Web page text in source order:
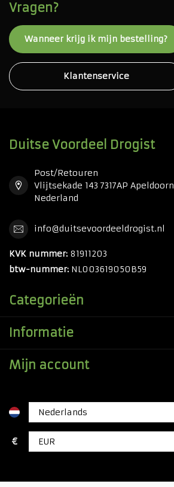
Vragen?
Wanneer krijg ik mijn bestelling?
Klantenservice
Duitse Voordeel Drogist
Post/Retouren
Vlijtsekade 143 7317AP Apeldoorn
Nederland
info@duitsevoordeeldrogist.nl
KVK nummer: 81911203
btw-nummer: NL003619050B59
Categorieën
Informatie
Mijn account
€